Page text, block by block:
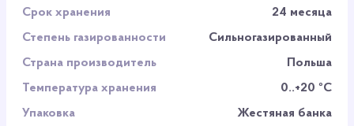
Срок хранения
24 месяца
Степень газированности
Сильногазированный
Страна производитель
Польша
Температура хранения
0..+20 ºC
Упаковка
Жестяная банка